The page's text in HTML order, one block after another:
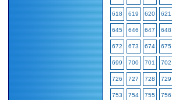
618 619 620 621
645 646 647 648
672 673 674 675
699 700 701 702
726 727 728 729
753 754 755 756